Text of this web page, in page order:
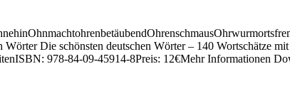
Die schönsten deutschen Wörter – 140 Wortschätze
978-84-09-45914-8Preis: 12€Mehr Informationen